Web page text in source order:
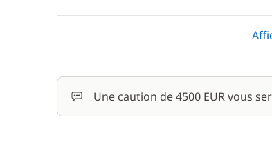
Skipper (repas non inclus)
Une caution de 4500 EUR vous